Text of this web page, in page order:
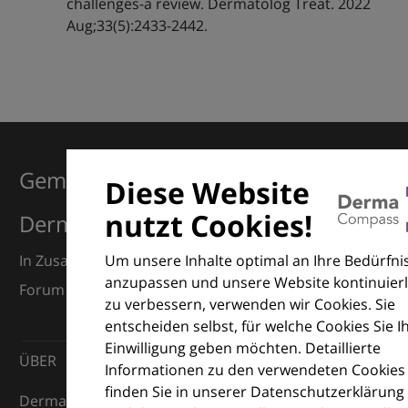
challenges-a review. Dermatolog Treat. 2022
Aug;33(5):2433-2442.
Diese Website
nutzt Cookies!
Um unsere Inhalte optimal an Ihre
anzupassen und unsere Website
zu verbessern, verwenden wir Cookies. Sie
entscheiden selbst, für welche Cookies Sie
Einwilligung geben möchten. Detaillierte
Informationen zu den verwendeten Cookies
finden Sie in unserer Datenschutzerklärung
Gemeinsam für Exzellenz in der
Dermatologie
In Zusammenarbeit mit dem European Dermatology
Forum (EDF) und Euroderm Excellence
ÜBER
DermaCompass ist Ihr digitaler Kompass für die